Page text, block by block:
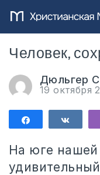
Человек,
Дюльгер
19 октября
Поделиться
На юге